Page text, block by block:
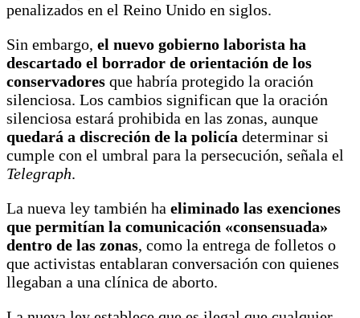
penalizados en el Reino Unido en siglos.
Sin embargo, el nuevo gobierno laborista ha
descartado el borrador de orientación de los
conservadores que habría protegido la oración
silenciosa. Los cambios significan que la oración
silenciosa estará prohibida en las zonas, aunque
quedará a discreción de la policía determinar si
cumple con el umbral para la persecución, señala el
Telegraph.
La nueva ley también ha eliminado las exenciones
que permitían la comunicación «consensuada»
dentro de las zonas, como la entrega de folletos o
que activistas entablaran conversación con quienes
llegaban a una clínica de aborto.